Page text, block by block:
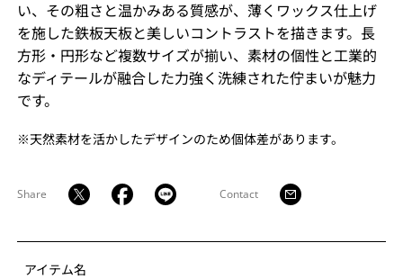
い、その粗さと温かみある質感が、薄くワックス仕上げ
を施した鉄板天板と美しいコントラストを描きます。長
方形・円形など複数サイズが揃い、素材の個性と工業的
なディテールが融合した力強く洗練された佇まいが魅力
です。
※天然素材を活かしたデザインのため個体差があります。
Share Contact
アイテム名